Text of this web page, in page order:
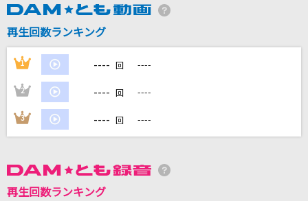
マカロニえんぴつ
ビターバカンス
Mrs. GREEN APPLE
I wonder
Da-iCE
Dream5
再生回数ランキング
1 ---- 回 ----
2 ---- 回 ----
3 ---- 回 ----
再生回数ランキング